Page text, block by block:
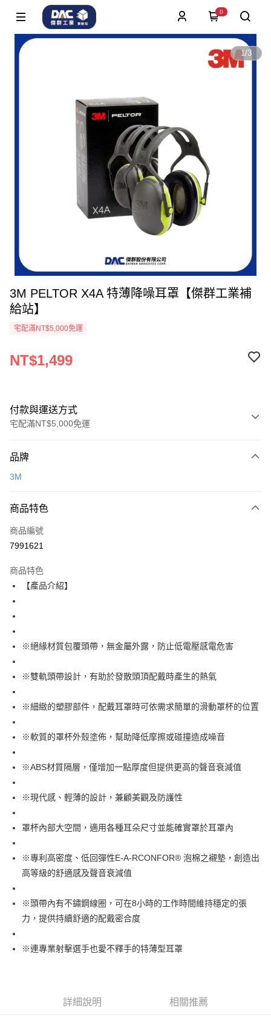
0
1/3
3M PELTOR X4A 特薄降噪耳罩【傑群工業補
給站】
宅配滿NT$5,000免運
NT$1,499
付款與運送方式
宅配滿NT$5,000免運
信用卡一次付款
LINE Pay
Apple Pay
運送方式
全家取貨付款
每筆NT$60
付款後全家取貨
7-11取貨付款
付款後7-11取貨
每筆NT$60
每筆NT$200，滿NT$5,000(含以上)免運費
品牌
3M
商品特色
商品編號
7991621
商品特色
【產品介紹】
※絕緣材質包覆頭帶，無金屬外露，防止低電壓感電危害
※雙軌頭帶設計，有助於發散頭頂配戴時產生的熱氣
※細緻的塑膠部件，配戴耳罩時可依需求簡單的滑動罩杯的位置
※軟質的罩杯外殼塗佈，幫助降低摩擦或碰撞造成噪音
※ABS材質隔層，僅增加一點厚度但提供更高的聲音衰減值
※現代感、輕薄的設計，兼顧美觀及防護性
罩杯內部大空間，適用各種耳朵尺寸並能確實罩於耳罩內
※專利高密度、低回彈性E-A-RCONFOR® 泡棉之襯墊，創造出
高等級的舒適感及聲音衰減值
※頭帶內有不鏽鋼線圈，可在8小時的工作時間維持穩定的張
力，提供持續舒適的配戴密合度
※連專業射擊選手也愛不釋手的特薄型耳罩
詳細說明 相關推薦